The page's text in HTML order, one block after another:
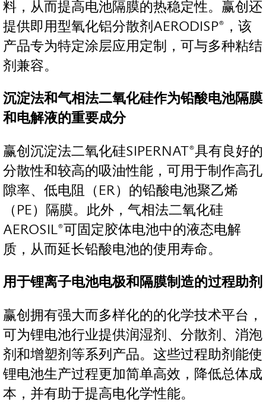
料，从而提高电池隔膜的热稳定性。赢创还
提供即用型氧化铝分散剂AERODISP®，该
产品专为特定涂层应用定制，可与多种粘结
剂兼容。
沉淀法和气相法二氧化硅作为铅酸电池隔膜
和电解液的重要成分
赢创沉淀法二氧化硅SIPERNAT®具有良好的
分散性和较高的吸油性能，可用于制作高孔
隙率、低电阻（ER）的铅酸电池聚乙烯
（PE）隔膜。此外，气相法二氧化硅
AEROSIL®可固定胶体电池中的液态电解
质，从而延长铅酸电池的使用寿命。
用于锂离子电池电极和隔膜制造的过程助剂
赢创拥有强大而多样化的的化学技术平台，
可为锂电池行业提供润湿剂、分散剂、消泡
剂和增塑剂等系列产品。这些过程助剂能使
锂电池生产过程更加简单高效，降低总体成
本，并有助于提高电化学性能。